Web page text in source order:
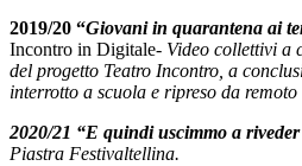
2019/20 “Giovani in quarantena ai
Incontro in Digitale- Video collettivi a
del progetto Teatro Incontro, a
interrotto a scuola e ripreso da remoto
2020/21 “E quindi uscimmo a riveder
Piastra Festivaltellina.